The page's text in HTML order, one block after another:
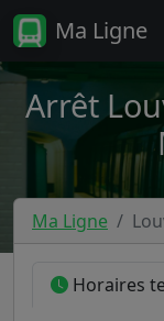
Ma Ligne
Arrêt
Ma Ligne
Horaires